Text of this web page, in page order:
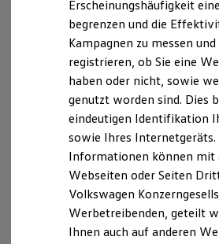
Original Zubehör und
myVolkswagen
myVolkswagen Business
Elektrisch & Autonom
Elektro - & Hybridfahrzeuge
Unser Ansatz
Klimafreundlicher
Reichweite & Ladelösungen
Reichweitensimulator
Ladezeitensimulator
Ladelösungen für
Ladelösungen für
Bidirektionales Laden
Förderung & Kosten der
Fördermöglichkeiten
Sicherheitsbedingungen, die für uns
Um die Situation vor Ort besser
zu können, arbeiten wir im Rahmen
Zertifizierung von Rohstoffen
eines Nachhaltigkeitsstandards für
Um noch mehr zu bewegen – und
Kinderarbeit zu verhindern – sind wir
Alliance aktiv. Hier kommen wir mit
Stakeholdern der
Mit dem Ziel, konkrete Maßnahmen
einzuleiten, um die Situation im
Lithium ist ein weiterer Rohstoff
Erscheinungshäufigkeit
begrenzen und die
Kampagnen zu messen und
registrieren, ob Sie eine
haben oder nicht, sowie
genutzt worden sind. Dies
eindeutigen Identifikation
sowie Ihres Internetgeräts.
Informationen können mit
Webseiten oder Seiten
Volkswagen
Werbetreibenden, geteilt
Ihnen auch auf anderen